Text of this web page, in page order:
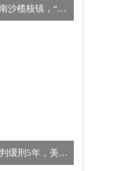
以农文旅“打开”广州南沙榄核镇，“星海故里”别有一番风味
​折断兵马俑手指获轻判缓刑5年，美国男子向中方致歉